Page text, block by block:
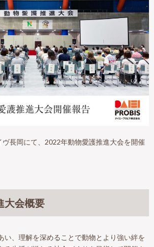
長岡にて、2022年動物愛護推進大会を開催
大会概要
い、理解を深めることで動物とより強い絆を